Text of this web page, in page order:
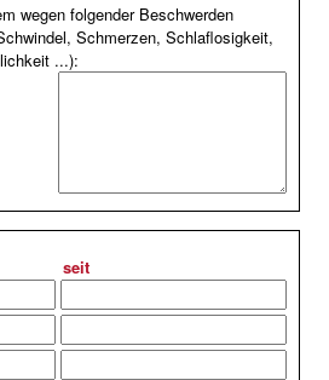
wegen folgender Beschwerden
Schmerzen, Schlaflosigkeit,
...):
seit